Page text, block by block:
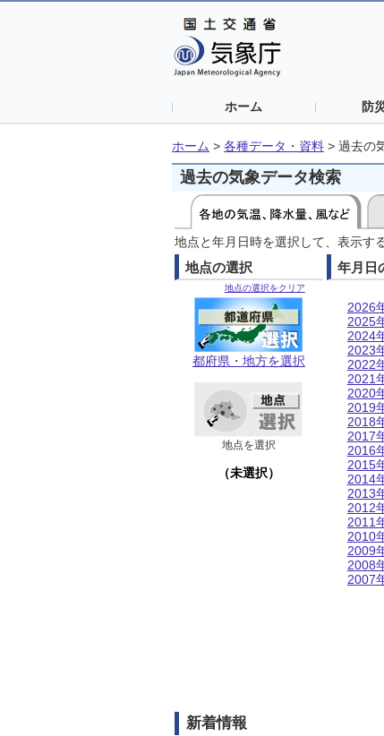
ホーム 防
ホーム > 各種データ・資料 > 過去の
過去の気象データ検索
地点と年月日時を選択して、表示す
地点の選択
地点の選択をクリア
都府県・地方を選択
地点を選択
（未選択）
年月日
2026
2025
2024
2023
2022
2021
2020
2019
2018
2017
2016
2015
2014
2013
2012
2011
2010
2009
2008
2007
新着情報